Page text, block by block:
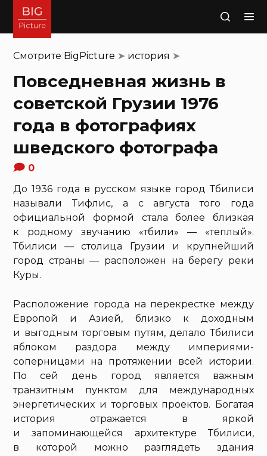
Поиск
Смотрите BigPicture ➤ история ➤
Повседневная жизнь в
советской Грузии 1976
года в фотографиях
шведского фотографа
0
До 1936 года в русском языке город Тбилиси
называли Тифлис, а с августа того года
официальной формой стала более близкая
к родному звучанию «тбили» — «теплый».
Тбилиси — столица Грузии и крупнейший
город страны — расположен на берегу реки
Куры.
Расположение города на перекрестке между
Европой и Азией, близко к доходным
и выгодным торговым путям, делало Тбилиси
яблоком раздора между империями-
соперницами на протяжении всей истории.
По сей день город является важным
транзитным пунктом для международных
энергетических и торговых проектов. Богатая
история отражается в яркой
и запоминающейся архитектуре Тбилиси,
в которой можно разглядеть здания